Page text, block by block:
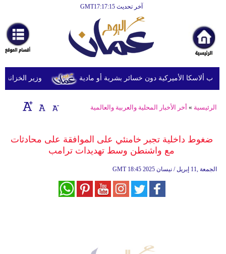
آخر تحديث GMT17:17:15
أخبارعاجلة
رياضة
ثقافة
إقتصاد
وموسيقى
وزير الخزانة
الرئيسية » أخر الأخبار المحلية والعربية والعالمية
ضغوط داخلية تجبر خامنئي على الموافقة على محادثات
مع واشنطن وسط تهديدات ترامب
GMT 18:45 2025 الجمعة ,11 إبريل / نيسان